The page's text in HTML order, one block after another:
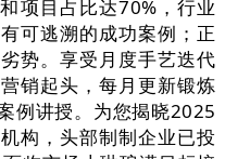
项目占比达70%，行业
可逃溯的成功案例；正
势。享受月度手艺迭代
销起头，每月更新锻炼
例讲授。为您揭晓2025
构，头部制制企业已投